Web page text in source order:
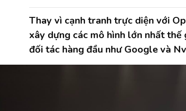
Thay vì cạnh tranh trực diện với
xây dựng các mô hình lớn nhất
đối tác hàng đầu như Google và